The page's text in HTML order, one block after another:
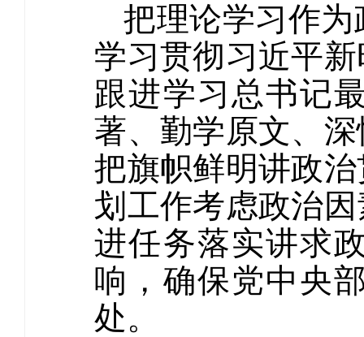
把理论学习作
学习贯彻习近平
跟进学习总书记
著、勤学原文、
把旗帜鲜明讲政
划工作考虑政治
进任务落实讲求
响，确保党中央
处。